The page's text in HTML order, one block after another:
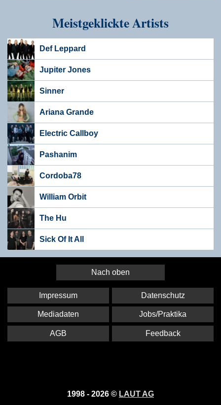
Meistgeklickte Artists
Def Leppard
Jupiter Jones
Sinner
Ariana Grande
Electric Callboy
Pashanim
Cordoba78
William Orbit
The Hu
Sick Of It All
Nach oben
1998 - 2026 © LAUT AG
Impressum Datenschutz
Mediadaten Jobs/Praktika
AGB Feedback